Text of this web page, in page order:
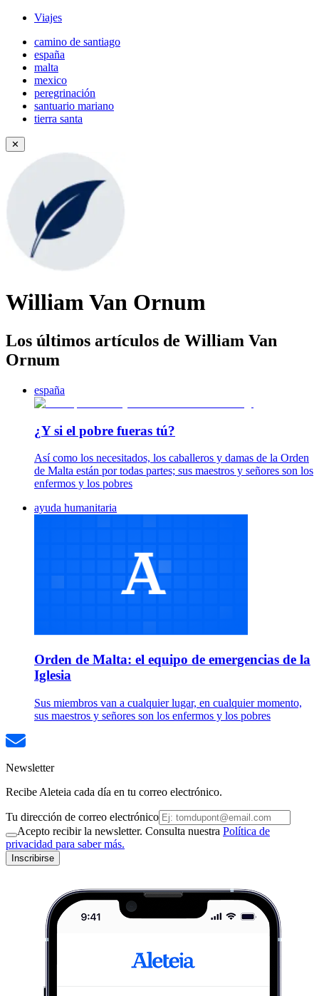
Viajes
camino de santiago
españa
malta
mexico
peregrinación
santuario mariano
tierra santa
✕
William Van Ornum
Los últimos artículos de William Van
Ornum
españa
¿Y si el pobre fueras tú?
Así como los necesitados, los caballeros y damas de la Orden
de Malta están por todas partes; sus maestros y señores son los
enfermos y los pobres
ayuda humanitaria
Orden de Malta: el equipo de emergencias de la
Iglesia
Sus miembros van a cualquier lugar, en cualquier momento,
sus maestros y señores son los enfermos y los pobres
Newsletter
Recibe Aleteia cada día en tu correo electrónico.
Tu dirección de correo electrónico
Acepto recibir la newsletter. Consulta nuestra Política de
privacidad para saber más.
Inscribirse